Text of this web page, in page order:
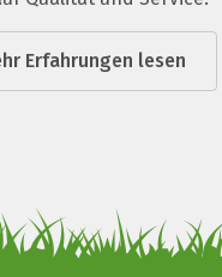
Erfahrungen lesen